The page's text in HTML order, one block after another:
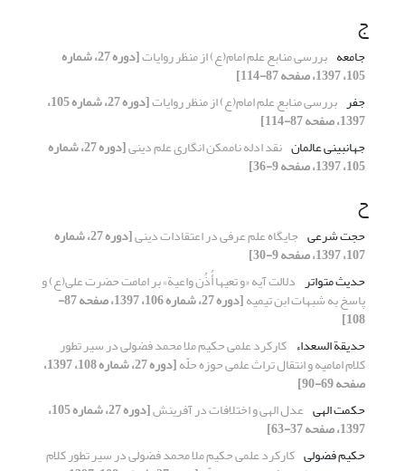
ج
جامعه بررسی منابع علم امام(ع) از منظر روایات [دوره 27، شماره
105، 1397، صفحه 87-114]
جفر بررسی منابع علم امام(ع) از منظر روایات [دوره 27، شماره 105،
1397، صفحه 87-114]
جهان‏بینی عالمان نقد ادله ناممکن انگاری علم دینی [دوره 27، شماره
105، 1397، صفحه 9-36]
ح
حجت شرعی جایگاه علم عرفی در اعتقادات دینی [دوره 27، شماره
107، 1397، صفحه 9-30]
حدیث متواتر دلالت آیه «و تعیها أُذُن واعیة» بر امامت حضرت علی(ع) و
پاسخ به شبهات ابن تیمیه [دوره 27، شماره 106، 1397، صفحه 87-
108]
حدیقة السعداء کارکرد علمی حکیم ملا محمد فضولی در سیر تطور
کلام امامیه و انتقال تراث علمی حوزه حلّه [دوره 27، شماره 108، 1397،
صفحه 69-90]
حکمت الهی عدل الهی و اختلافات در آفرینش [دوره 27، شماره 105،
1397، صفحه 37-63]
حکیم فضولی کارکرد علمی حکیم ملا محمد فضولی در سیر تطور کلام